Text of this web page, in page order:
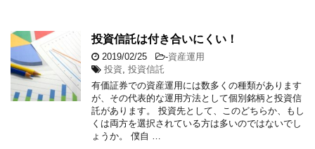
投資信託は付き合いにくい！
2019/02/25 -資産運用
投資 投資信託
有価証券での資産運用には数多くの種類があります
が、その代表的な運用方法として個別銘柄と投資信
託があります。 投資先として、このどちらか、もし
くは両方を選択されている方は多いのではないでし
ょうか。 僕自 …